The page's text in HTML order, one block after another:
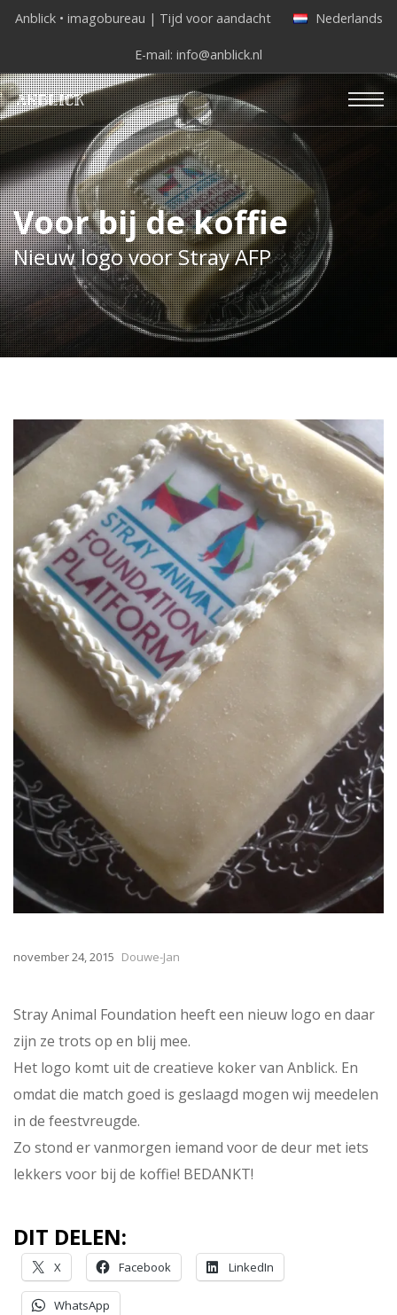
Anblick • imagobureau | Tijd voor aandacht Nederlands
E-mail: info@anblick.nl
Voor bij de koffie
Nieuw logo voor Stray AFP
november 24, 2015 Douwe-Jan
Stray Animal Foundation heeft een nieuw logo en daar
zijn ze trots op en blij mee.
Het logo komt uit de creatieve koker van Anblick. En
omdat die match goed is geslaagd mogen wij meedelen
in de feestvreugde.
Zo stond er vanmorgen iemand voor de deur met iets
lekkers voor bij de koffie! BEDANKT!
DIT DELEN:
X Facebook LinkedIn
WhatsApp